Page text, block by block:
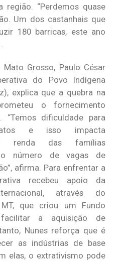
região. “Perdemos quase
Um dos castanhais que
180 barricas, este ano
Mato Grosso, Paulo César
do Povo Indígena
explica que a quebra na
o fornecimento
“Temos dificuldade para
e isso impacta
renda das famílias
número de vagas de
afirma. Para enfrentar a
recebeu apoio da
através do
MT, que criou um Fundo
a aquisição de
Nunes reforça que é
as indústrias de base
elas, o extrativismo pode